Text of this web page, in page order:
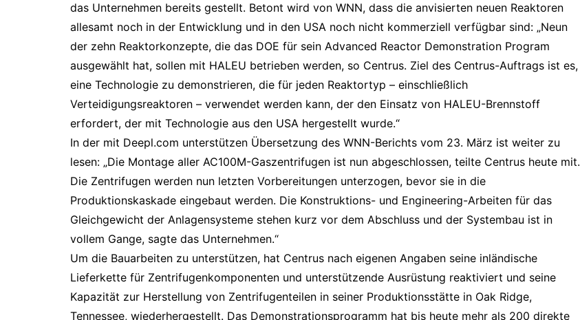
das Unternehmen bereits gestellt. Betont wird von WNN, dass die anvisierten neuen Reaktoren
allesamt noch in der Entwicklung und in den USA noch nicht kommerziell verfügbar sind: „Neun
der zehn Reaktorkonzepte, die das DOE für sein Advanced Reactor Demonstration Program
ausgewählt hat, sollen mit HALEU betrieben werden, so Centrus. Ziel des Centrus-Auftrags ist es,
eine Technologie zu demonstrieren, die für jeden Reaktortyp – einschließlich
Verteidigungsreaktoren – verwendet werden kann, der den Einsatz von HALEU-Brennstoff
erfordert, der mit Technologie aus den USA hergestellt wurde.“
In der mit Deepl.com unterstützen Übersetzung des WNN-Berichts vom 23. März ist weiter zu
lesen: „Die Montage aller AC100M-Gaszentrifugen ist nun abgeschlossen, teilte Centrus heute mit.
Die Zentrifugen werden nun letzten Vorbereitungen unterzogen, bevor sie in die
Produktionskaskade eingebaut werden. Die Konstruktions- und Engineering-Arbeiten für das
Gleichgewicht der Anlagensysteme stehen kurz vor dem Abschluss und der Systembau ist in
vollem Gange, sagte das Unternehmen.“
Um die Bauarbeiten zu unterstützen, hat Centrus nach eigenen Angaben seine inländische
Lieferkette für Zentrifugenkomponenten und unterstützende Ausrüstung reaktiviert und seine
Kapazität zur Herstellung von Zentrifugenteilen in seiner Produktionsstätte in Oak Ridge,
Tennessee, wiederhergestellt. Das Demonstrationsprogramm hat bis heute mehr als 200 direkte